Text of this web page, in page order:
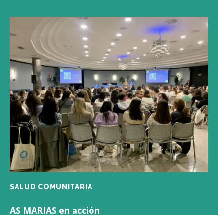
SALUD COMUNITARIA
AS MARIAS en acción